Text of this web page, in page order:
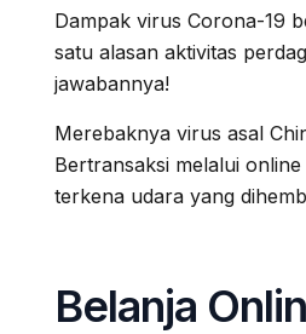
Dampak virus Corona-19
satu alasan aktivitas
jawabannya!
Merebaknya virus asal
Bertransaksi melalui
terkena udara yang
Belanja